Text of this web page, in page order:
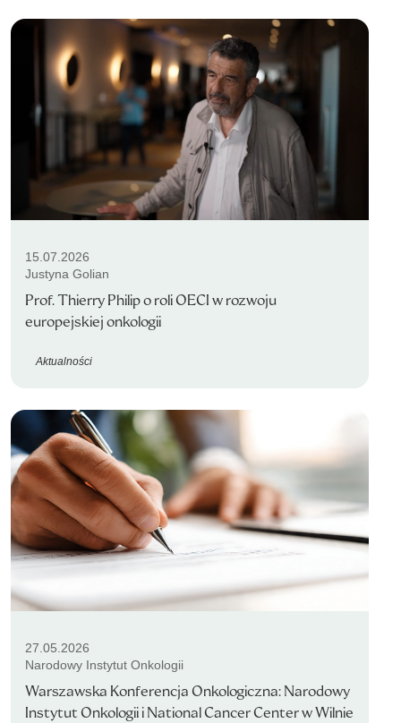
15.07.2026
Justyna Golian
Prof. Thierry Philip o roli OECI w rozwoju
europejskiej onkologii
Aktualności
27.05.2026
Narodowy Instytut Onkologii
Warszawska Konferencja Onkologiczna: Narodowy
Instytut Onkologii i National Cancer Center w Wilnie